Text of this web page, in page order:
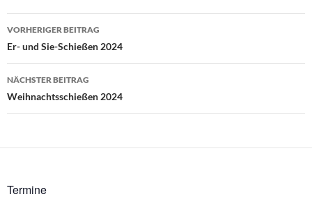
Beitragsnavigation
VORHERIGER BEITRAG
Er- und Sie-Schießen 2024
NÄCHSTER BEITRAG
Weihnachtsschießen 2024
Termine